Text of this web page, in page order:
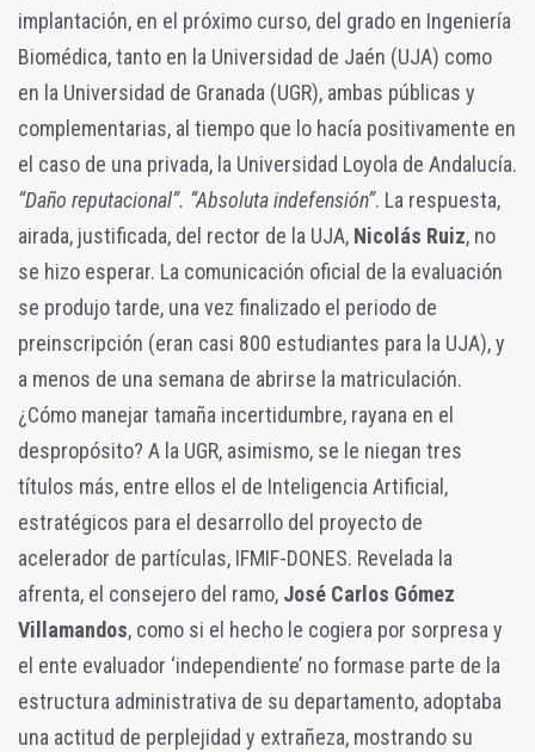
implantación, en el próximo curso, del grado en Ingeniería
Biomédica, tanto en la Universidad de Jaén (UJA) como
en la Universidad de Granada (UGR), ambas públicas y
complementarias, al tiempo que lo hacía positivamente en
el caso de una privada, la Universidad Loyola de Andalucía.
“Daño reputacional”. “Absoluta indefensión”. La respuesta,
airada, justificada, del rector de la UJA, Nicolás Ruiz, no
se hizo esperar. La comunicación oficial de la evaluación
se produjo tarde, una vez finalizado el periodo de
preinscripción (eran casi 800 estudiantes para la UJA), y
a menos de una semana de abrirse la matriculación.
¿Cómo manejar tamaña incertidumbre, rayana en el
despropósito? A la UGR, asimismo, se le niegan tres
títulos más, entre ellos el de Inteligencia Artificial,
estratégicos para el desarrollo del proyecto de
acelerador de partículas, IFMIF-DONES. Revelada la
afrenta, el consejero del ramo, José Carlos Gómez
Villamandos, como si el hecho le cogiera por sorpresa y
el ente evaluador ‘independiente’ no formase parte de la
estructura administrativa de su departamento, adoptaba
una actitud de perplejidad y extrañeza, mostrando su